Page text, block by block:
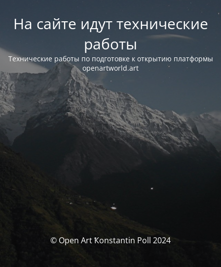
На сайте идут технические
работы
Технические работы по подготовке к открытию платформы
openartworld.art
© Open Art Ҟonstantin Poll 2024